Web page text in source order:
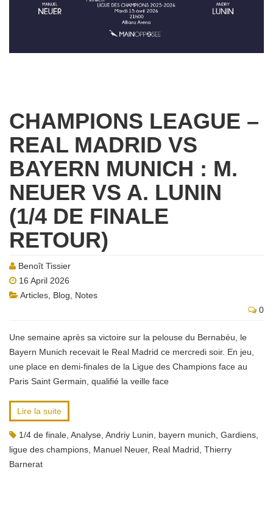
CHAMPIONS LEAGUE –
REAL MADRID VS
BAYERN MUNICH : M.
NEUER VS A. LUNIN
(1/4 DE FINALE
RETOUR)
Benoît Tissier
16 April 2026
Articles Blog
Notes
0
Une semaine après sa victoire sur la pelouse du Bernabéu, le
Bayern Munich recevait le Real Madrid ce mercredi soir. En jeu,
une place en demi-finales de la Ligue des Champions face au
Paris Saint Germain, qualifié la veille face
Lire la suite
1/4 de finale Analyse Andriy Lunin bayern munich Gardiens
ligue des champions Manuel Neuer, Real Madrid Thierry
Barnerat